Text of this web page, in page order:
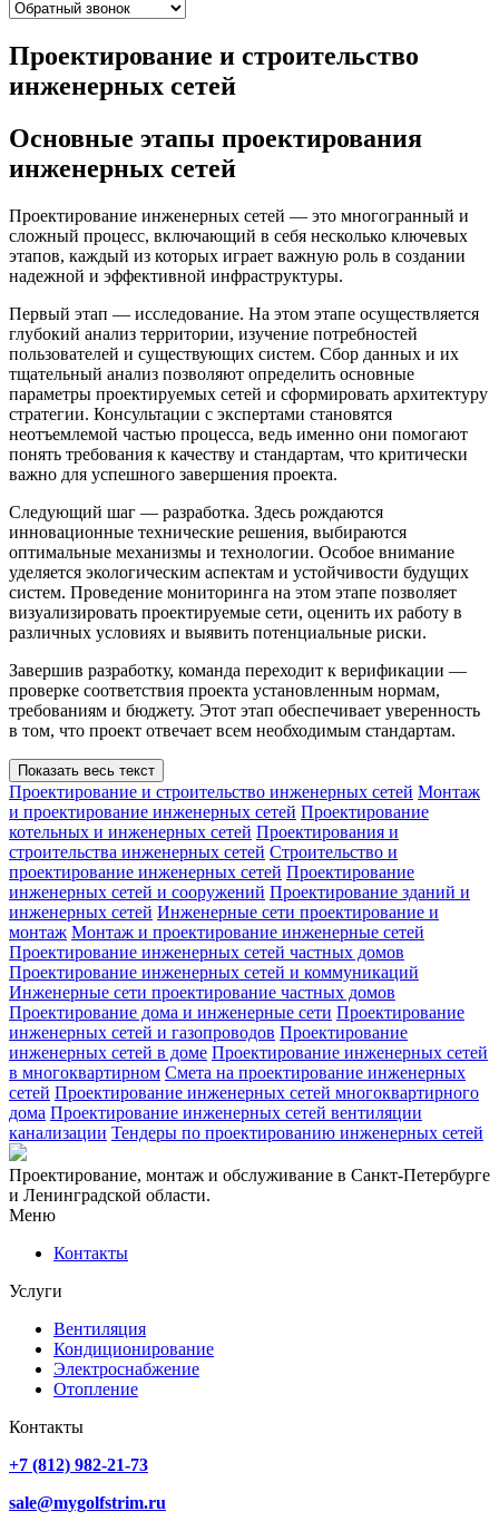
Проектирование и строительство
инженерных сетей
Основные этапы проектирования
инженерных сетей
Проектирование инженерных сетей — это многогранный и
сложный процесс, включающий в себя несколько ключевых
этапов, каждый из которых играет важную роль в создании
надежной и эффективной инфраструктуры.
Первый этап — исследование. На этом этапе осуществляется
глубокий анализ территории, изучение потребностей
пользователей и существующих систем. Сбор данных и их
тщательный анализ позволяют определить основные
параметры проектируемых сетей и сформировать архитектуру
стратегии. Консультации с экспертами становятся
неотъемлемой частью процесса, ведь именно они помогают
понять требования к качеству и стандартам, что критически
важно для успешного завершения проекта.
Следующий шаг — разработка. Здесь рождаются
инновационные технические решения, выбираются
оптимальные механизмы и технологии. Особое внимание
уделяется экологическим аспектам и устойчивости будущих
систем. Проведение мониторинга на этом этапе позволяет
визуализировать проектируемые сети, оценить их работу в
различных условиях и выявить потенциальные риски.
Завершив разработку, команда переходит к верификации —
проверке соответствия проекта установленным нормам,
требованиям и бюджету. Этот этап обеспечивает уверенность
в том, что проект отвечает всем необходимым стандартам.
Показать весь текст
Проектирование и строительство инженерных сетей Монтаж
и проектирование инженерных сетей Проектирование
котельных и инженерных сетей Проектирования и
строительства инженерных сетей Строительство и
проектирование инженерных сетей Проектирование
инженерных сетей и сооружений Проектирование зданий и
инженерных сетей Инженерные сети проектирование и
монтаж Монтаж и проектирование инженерные сетей
Проектирование инженерных сетей частных домов
Проектирование инженерных сетей и коммуникаций
Инженерные сети проектирование частных домов
Проектирование дома и инженерные сети Проектирование
инженерных сетей и газопроводов Проектирование
инженерных сетей в доме Проектирование инженерных сетей
в многоквартирном Смета на проектирование инженерных
сетей Проектирование инженерных сетей многоквартирного
дома Проектирование инженерных сетей вентиляции
канализации Тендеры по проектированию инженерных сетей
Проектирование, монтаж и обслуживание в Санкт-Петербурге
и Ленинградской области.
Меню
Контакты
Услуги
Вентиляция
Кондиционирование
Электроснабжение
Отопление
Контакты
+7 (812) 982-21-73
sale@mygolfstrim.ru